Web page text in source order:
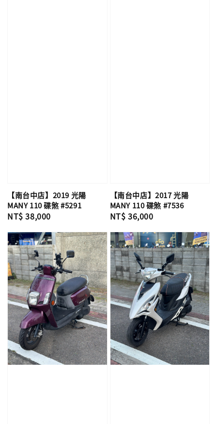
【南台中店】2019 光陽
MANY 110 碟煞 #5291
Regular
NT$ 38,000
【南台中店】2017 光陽
MANY 110 碟煞 #7536
Regular
NT$ 36,000